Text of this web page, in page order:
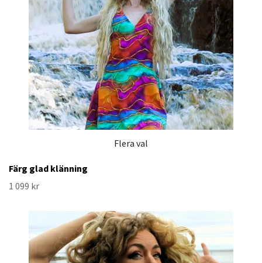
Flera val
Färg glad klänning
1 099 kr